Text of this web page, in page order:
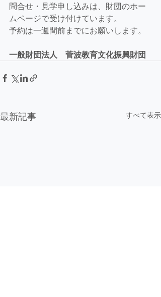
問合せ・見学申し込みは、財団のホー
ムページで受け付けています。
予約は一週間前までにお願いします。
一般財団法人　菅波教育文化振興財団
最新記事 すべて表示